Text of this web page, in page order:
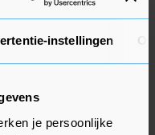
instellingen
je persoonlijke